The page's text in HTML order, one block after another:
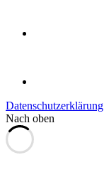
Datenschutzerklärung
Nach oben